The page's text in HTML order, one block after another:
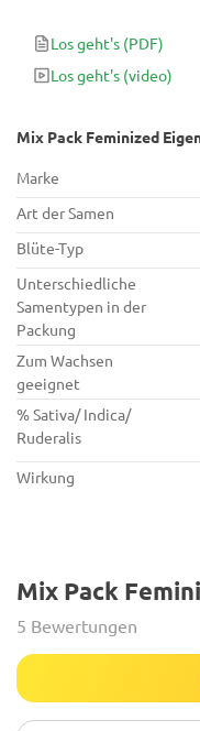
ihrer einzigartigen
Geschmack, Genetik
kannst dich auf einige
Seedstockers-Katalog
Sorten in dieser Mix
Los geht's (PDF)
Los geht's (video)
Mix Pack Feminized
Marke
Art der Samen
Blüte-Typ
Unterschiedliche
Samentypen in der
Packung
Zum Wachsen
geeignet
% Sativa/ Indica/
Ruderalis
Wirkung
Mix Pack
5 Bewertungen